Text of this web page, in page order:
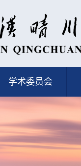
学术委员会